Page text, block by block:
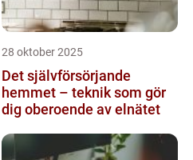
28 oktober 2025
Det självförsörjande
hemmet – teknik som gör
dig oberoende av elnätet